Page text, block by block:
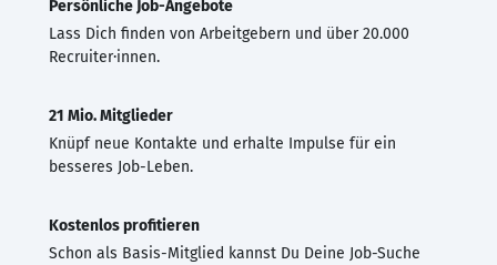
Persönliche Job-Angebote
Lass Dich finden von Arbeitgebern und über 20.000
Recruiter·innen.
21 Mio. Mitglieder
Knüpf neue Kontakte und erhalte Impulse für ein
besseres Job-Leben.
Kostenlos profitieren
Schon als Basis-Mitglied kannst Du Deine Job-Suche